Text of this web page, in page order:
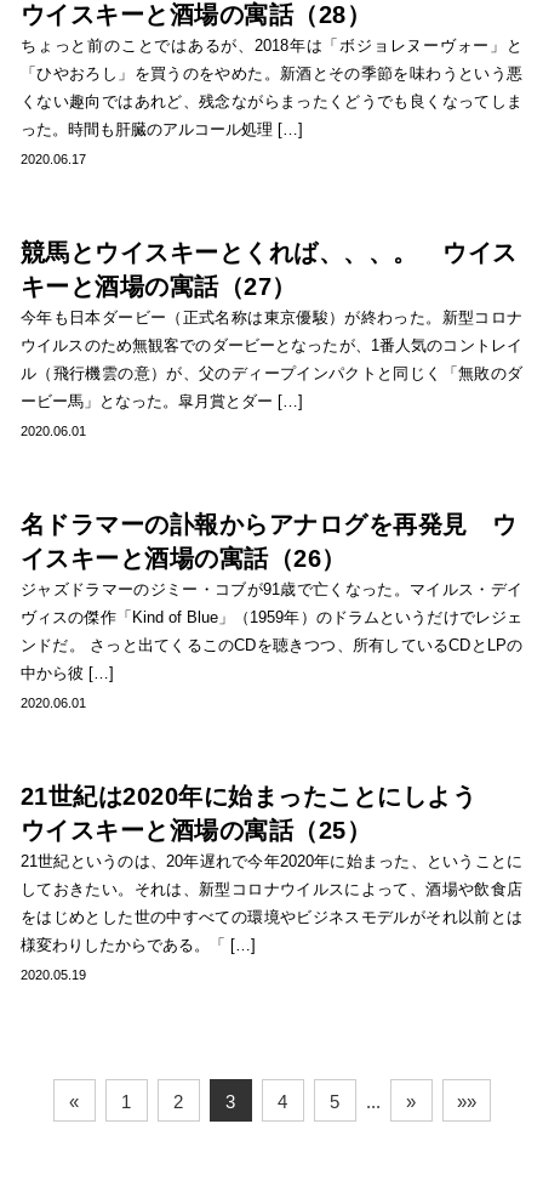
ウイスキーと酒場の寓話（28）
ちょっと前のことではあるが、2018年は「ボジョレヌーヴォー」と
「ひやおろし」を買うのをやめた。新酒とその季節を味わうという悪
くない趣向ではあれど、残念ながらまったくどうでも良くなってしま
った。時間も肝臓のアルコール処理 […]
2020.06.17
競馬とウイスキーとくれば、、、。 ウイス
キーと酒場の寓話（27）
今年も日本ダービー（正式名称は東京優駿）が終わった。新型コロナ
ウイルスのため無観客でのダービーとなったが、1番人気のコントレイ
ル（飛行機雲の意）が、父のディープインパクトと同じく「無敗のダ
ービー馬」となった。皐月賞とダー […]
2020.06.01
名ドラマーの訃報からアナログを再発見 ウ
イスキーと酒場の寓話（26）
ジャズドラマーのジミー・コブが91歳で亡くなった。マイルス・デイ
ヴィスの傑作「Kind of Blue」（1959年）のドラムというだけでレジェ
ンドだ。 さっと出てくるこのCDを聴きつつ、所有しているCDとLPの
中から彼 […]
2020.06.01
21世紀は2020年に始まったことにしよう
ウイスキーと酒場の寓話（25）
21世紀というのは、20年遅れで今年2020年に始まった、ということに
しておきたい。それは、新型コロナウイルスによって、酒場や飲食店
をはじめとした世の中すべての環境やビジネスモデルがそれ以前とは
様変わりしたからである。「 […]
2020.05.19
« 1 2 3 4 5 ... » »»